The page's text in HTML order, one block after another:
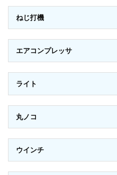
ねじ打機
エアコンプレッサ
ライト
丸ノコ
ウインチ